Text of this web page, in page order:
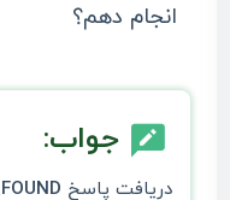
انجام دهم؟
جواب:
دریافت پاسخ